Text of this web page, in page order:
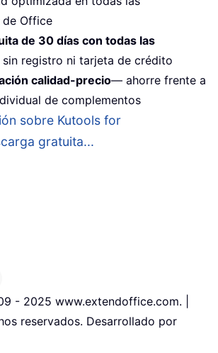
de Office
de 30 días con todas las
registro ni tarjeta de crédito
calidad-precio— ahorre frente a
de complementos
sobre Kutools for
gratuita...
- 2025 www.extendoffice.com. |
reservados. Desarrollado por